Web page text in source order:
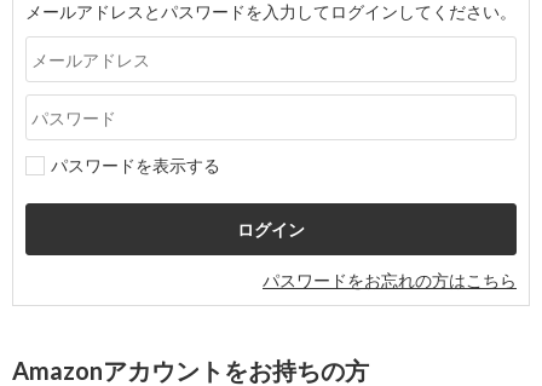
メールアドレスとパスワードを入力してログインしてください。
パスワードを表示する
パスワードをお忘れの方はこちら
Amazonアカウントをお持ちの方